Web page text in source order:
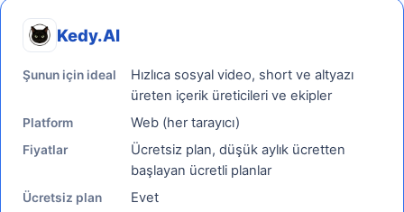
Kedy.AI
Şunun için ideal
Hızlıca sosyal video, short ve altyazı
üreten içerik üreticileri ve ekipler
Platform Web (her tarayıcı)
Fiyatlar
Ücretsiz plan, düşük aylık ücretten
başlayan ücretli planlar
Ücretsiz plan Evet